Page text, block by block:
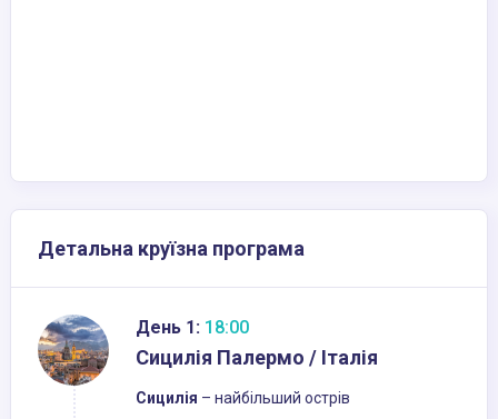
Детальна круїзна програма
День 1: 18:00
Сицилія Палермо / Італія
Сицилія – найбільший острів